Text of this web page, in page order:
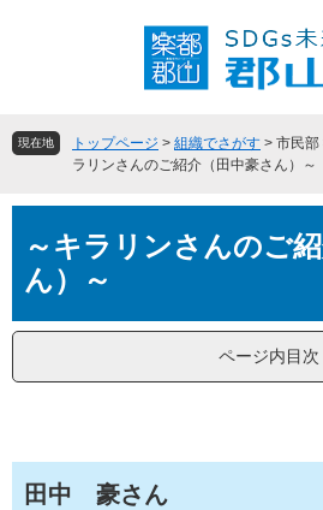
頭
飛現在地 トップページ > 組織でさがす > 市民部
ラリンさんのご紹介（田中豪さん）～
～キラリンさんのご
ん）～
ページ内目次
田中 豪さん